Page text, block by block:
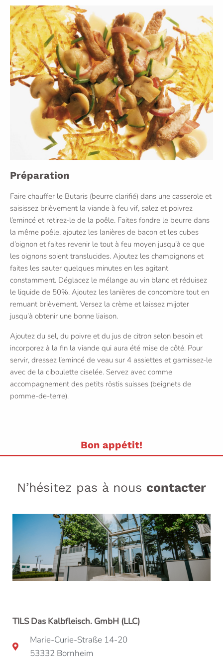
Préparation
Faire chauffer le Butaris (beurre clarifié) dans une casserole et
saisissez brièvement la viande à feu vif, salez et poivrez
l’emincé et retirez-le de la poêle. Faites fondre le beurre dans
la même poêle, ajoutez les lanières de bacon et les cubes
d’oignon et faites revenir le tout à feu moyen jusqu’à ce que
les oignons soient translucides. Ajoutez les champignons et
faites les sauter quelques minutes en les agitant
constamment. Déglacez le mélange au vin blanc et réduisez
le liquide de 50%. Ajoutez les lanières de concombre tout en
remuant brièvement. Versez la crème et laissez mijoter
jusqu’à obtenir une bonne liaison.
Ajoutez du sel, du poivre et du jus de citron selon besoin et
incorporez à la fin la viande qui aura été mise de côté. Pour
servir, dressez l’emincé de veau sur 4 assiettes et garnissez-le
avec de la ciboulette ciselée. Servez avec comme
accompagnement des petits röstis suisses (beignets de
pomme-de-terre).
Bon appétit!
N’hésitez pas à nous contacter
TILS Das Kalbfleisch. GmbH (LLC)
Marie-Curie-Straße 14-20
53332 Bornheim